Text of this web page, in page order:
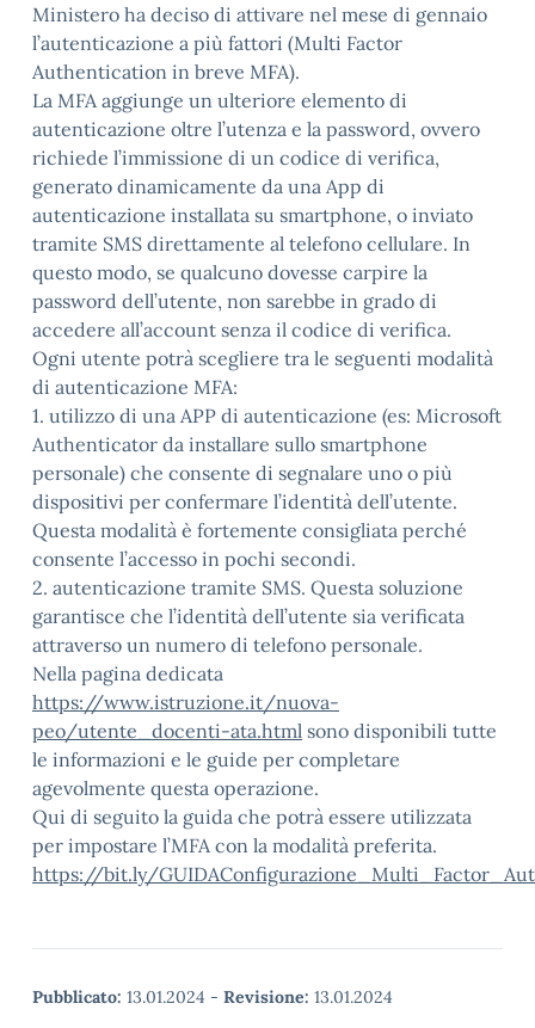
Ministero ha deciso di attivare nel mese di gennaio
l’autenticazione a più fattori (Multi Factor
Authentication in breve MFA).
La MFA aggiunge un ulteriore elemento di
autenticazione oltre l’utenza e la password, ovvero
richiede l’immissione di un codice di verifica,
generato dinamicamente da una App di
autenticazione installata su smartphone, o inviato
tramite SMS direttamente al telefono cellulare. In
questo modo, se qualcuno dovesse carpire la
password dell’utente, non sarebbe in grado di
accedere all’account senza il codice di verifica.
Ogni utente potrà scegliere tra le seguenti modalità
di autenticazione MFA:
1. utilizzo di una APP di autenticazione (es: Microsoft
Authenticator da installare sullo smartphone
personale) che consente di segnalare uno o più
dispositivi per confermare l’identità dell’utente.
Questa modalità è fortemente consigliata perché
consente l’accesso in pochi secondi.
2. autenticazione tramite SMS. Questa soluzione
garantisce che l’identità dell’utente sia verificata
attraverso un numero di telefono personale.
Nella pagina dedicata
https://www.istruzione.it/nuova-
peo/utente_docenti-ata.html sono disponibili tutte
le informazioni e le guide per completare
agevolmente questa operazione.
Qui di seguito la guida che potrà essere utilizzata
per impostare l’MFA con la modalità preferita.
https://bit.ly/
Pubblicato: 13.01.2024 - Revisione: 13.01.2024